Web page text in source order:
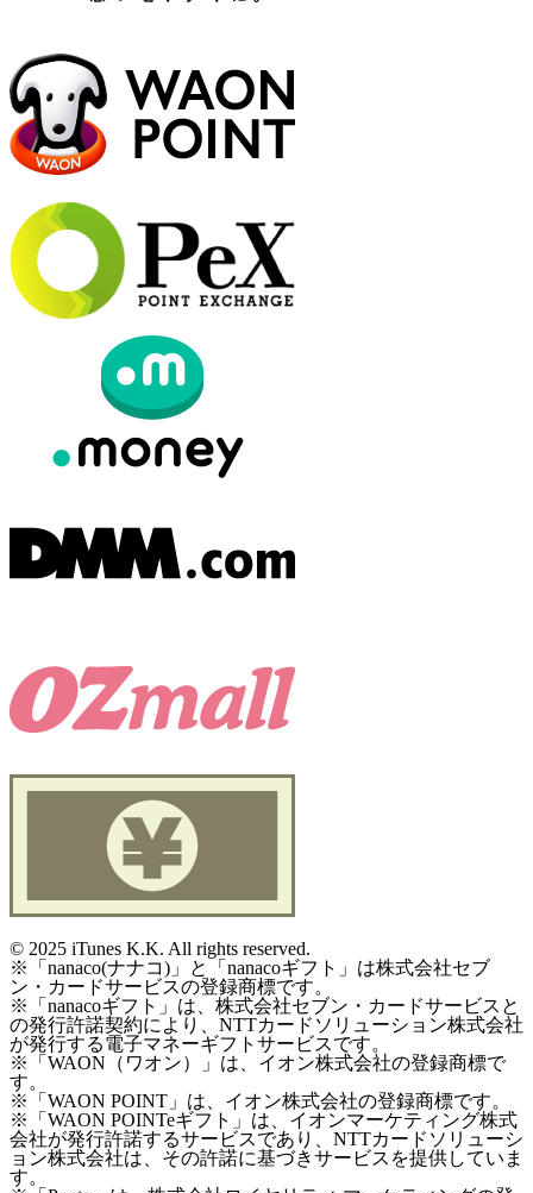
© 2025 iTunes K.K. All rights reserved.
※「nanaco(ナナコ)」と「nanacoギフト」は株式会社セブ
ン・カードサービスの登録商標です。
※「nanacoギフト」は、株式会社セブン・カードサービスと
の発行許諾契約により、NTTカードソリューション株式会社
が発行する電子マネーギフトサービスです。
※「WAON（ワオン）」は、イオン株式会社の登録商標で
す。
※「WAON POINT」は、イオン株式会社の登録商標です。
※「WAON POINTeギフト」は、イオンマーケティング株式
会社が発行許諾するサービスであり、NTTカードソリューシ
ョン株式会社は、その許諾に基づきサービスを提供していま
す。